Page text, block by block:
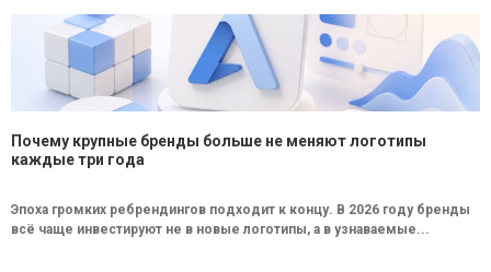
Почему крупные бренды больше не меняют логотипы
каждые три года
Эпоха громких ребрендингов подходит к концу. В 2026 году бренды
всё чаще инвестируют не в новые логотипы, а в узнаваемые...